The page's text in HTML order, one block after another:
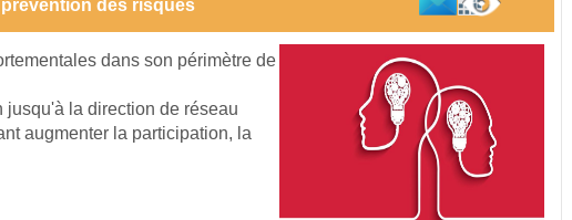
des risques
dans son périmètre de
la direction de réseau
augmenter la participation, la